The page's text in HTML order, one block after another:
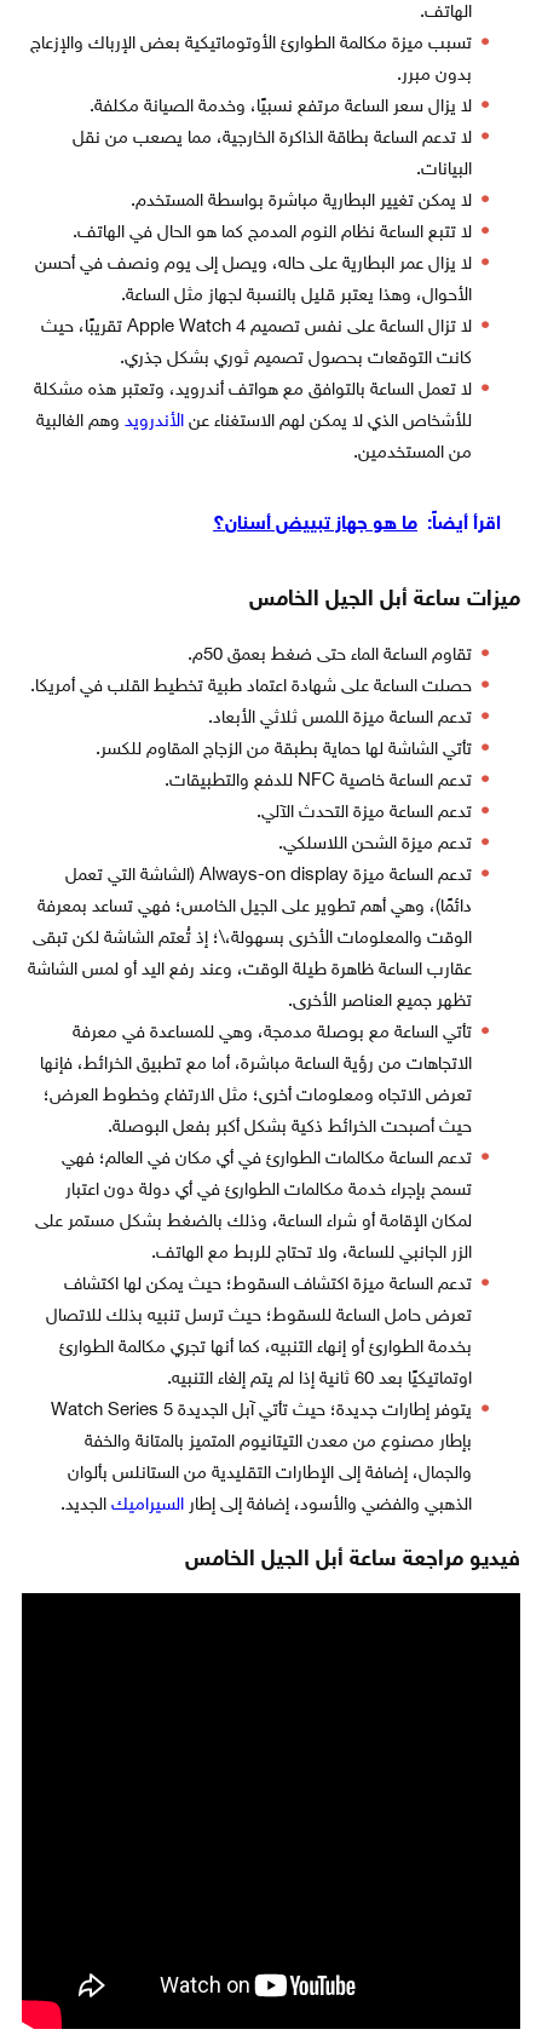
الهاتف.
تسبب ميزة مكالمة الطوارئ الأوتوماتيكية بعض الإرباك والإزعاج
بدون مبرر.
لا يزال سعر الساعة مرتفع نسبيًا، وخدمة الصيانة مكلفة.
لا تدعم الساعة بطاقة الذاكرة الخارجية، مما يصعب من نقل
البيانات.
لا يمكن تغيير البطارية مباشرة بواسطة المستخدم.
لا تتبع الساعة نظام النوم المدمج كما هو الحال في الهاتف.
لا يزال عمر البطارية على حاله، ويصل إلى يوم ونصف في أحسن
الأحوال، وهذا يعتبر قليل بالنسبة لجهاز مثل الساعة.
لا تزال الساعة على نفس تصميم Apple Watch 4 تقريبًا، حيث
كانت التوقعات بحصول تصميم ثوري بشكل جذري.
لا تعمل الساعة بالتوافق مع هواتف أندرويد، وتعتبر هذه مشكلة
للأشخاص الذي لا يمكن لهم الاستغناء عن الأندرويدوهم الغالبية
من المستخدمين.
اقرأ أيضاً: ما هو جهاز تبييض أسنان؟
ميزات ساعة أبل الجيل الخامس
تقاوم الساعة الماء حتى ضغط بعمق 50م.
حصلت الساعة على شهادة اعتماد طبية تخطيط القلب في أمريكا.
تدعم الساعة ميزة اللمس ثلاثي الأبعاد.
تأتي الشاشة لها حماية بطبقة من الزجاج المقاوم للكسر.
تدعم الساعة خاصية NFC للدفع والتطبيقات.
تدعم الساعة ميزة التحدث الآلي.
تدعم ميزة الشحن اللاسلكي.
تدعم الساعة ميزة Always-on display (الشاشة التي تعمل
دائمًا)، وهي أهم تطوير على الجيل الخامس؛ فهي تساعد بمعرفة
الوقت والمعلومات الأخرى بسهولة،\؛ إذ تُعتم الشاشة لكن تبقى
عقارب الساعة ظاهرة طيلة الوقت، وعند رفع اليد أو لمس الشاشة
تظهر جميع العناصر الأخرى.
تأتي الساعة مع بوصلة مدمجة، وهي للمساعدة في معرفة
الاتجاهات من رؤية الساعة مباشرة، أما مع تطبيق الخرائط، فإنها
تعرض الاتجاه ومعلومات أخرى؛ مثل الارتفاع وخطوط العرض؛
حيث أصبحت الخرائط ذكية بشكل أكبر بفعل البوصلة.
تدعم الساعة مكالمات الطوارئ في أي مكان في العالم؛ فهي
تسمح بإجراء خدمة مكالمات الطوارئ في أي دولة دون اعتبار
لمكان الإقامة أو شراء الساعة، وذلك بالضغط بشكل مستمر على
الزر الجانبي للساعة، ولا تحتاج للربط مع الهاتف.
تدعم الساعة ميزة اكتشاف السقوط؛ حيث يمكن لها اكتشاف
تعرض حامل الساعة للسقوط؛ حيث ترسل تنبيه بذلك للاتصال
بخدمة الطوارئ أو إنهاء التنبيه، كما أنها تجري مكالمة الطوارئ
اوتماتيكيًا بعد 60 ثانية إذا لم يتم إلغاء التنبيه.
يتوفر إطارات جديدة؛ حيث تأتي آبل الجديدة Watch Series 5
بإطار مصنوع من معدن التيتانيوم المتميز بالمتانة والخفة
والجمال، إضافة إلى الإطارات التقليدية من الستانلس بألوان
الذهبي والفضي والأسود، إضافة إلى إطار السيراميكالجديد.
فيديو مراجعة ساعة أبل الجيل الخامس